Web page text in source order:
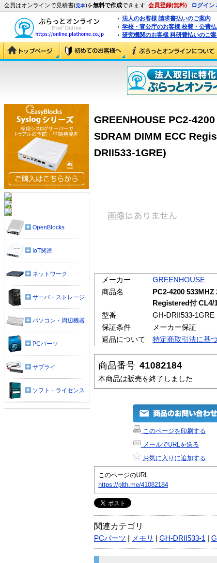
会員はオンラインで見積書(見本)を無料で作成できます 会員登録(無料) ログイン
法人のお客様 請求書払いのご案内
学校・官公庁のお客様 校費・公費
研究機関のお客様 科研費払いのご
GREENHOUSE PC2-
SDRAM DIMM ECC
DRII533-1GRE)
メーカー
GREENHOUSE
商品名
PC2-4200
Registered付 CL4/
型番
GH-DRII533-1GRE
保証条件
メーカー保証
返品について
特定商取引法に基
商品番号 41082184
本商品は販売を終了しました
このページを印刷する
メールでURLを送る
お気に入りに追加する
このページのURL
https://plth.me/41082184
関連カテゴリ
PCパーツ メモリ GH-DRII533-1
OpenBlocks
IoT関連
ネットワーク
サーバ・ストレージ
パソコン・周辺機器
PCパーツ
サプライ
ソフト・ライセンス